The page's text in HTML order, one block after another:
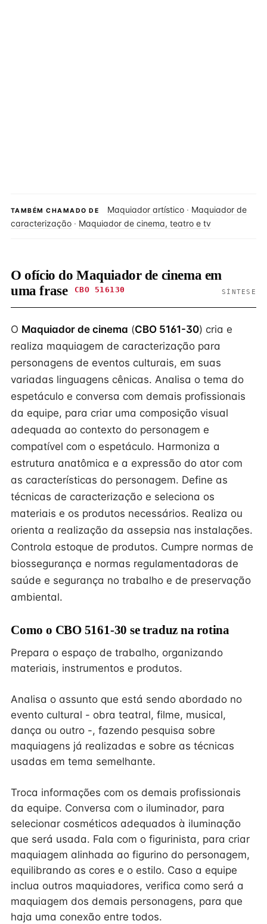
TAMBÉM CHAMADO DE Maquiador artístico · Maquiador de
caracterização · Maquiador de cinema, teatro e tv
O ofício do Maquiador de cinema em
uma frase
CBO 516130 SÍNTESE
O Maquiador de cinema (CBO 5161-30) cria e
realiza maquiagem de caracterização para
personagens de eventos culturais, em suas
variadas linguagens cênicas. Analisa o tema do
espetáculo e conversa com demais profissionais
da equipe, para criar uma composição visual
adequada ao contexto do personagem e
compatível com o espetáculo. Harmoniza a
estrutura anatômica e a expressão do ator com
as características do personagem. Define as
técnicas de caracterização e seleciona os
materiais e os produtos necessários. Realiza ou
orienta a realização da assepsia nas instalações.
Controla estoque de produtos. Cumpre normas de
biossegurança e normas regulamentadoras de
saúde e segurança no trabalho e de preservação
ambiental.
Como o CBO 5161-30 se traduz na rotina
Prepara o espaço de trabalho, organizando
materiais, instrumentos e produtos.
Analisa o assunto que está sendo abordado no
evento cultural - obra teatral, filme, musical,
dança ou outro -, fazendo pesquisa sobre
maquiagens já realizadas e sobre as técnicas
usadas em tema semelhante.
Troca informações com os demais profissionais
da equipe. Conversa com o iluminador, para
selecionar cosméticos adequados à iluminação
que será usada. Fala com o figurinista, para criar
maquiagem alinhada ao figurino do personagem,
equilibrando as cores e o estilo. Caso a equipe
inclua outros maquiadores, verifica como será a
maquiagem dos demais personagens, para que
haja uma conexão entre todos.